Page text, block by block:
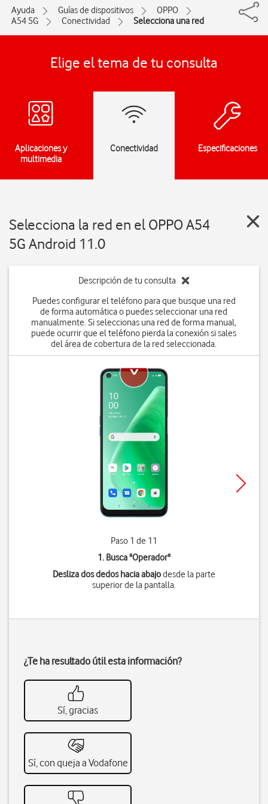
Ayuda Guías de dispositivos
OPPO
A54 5G
Conectividad Selecciona una red
Elige el tema de tu consulta
Aplicaciones y
multimedia
Conectividad Especificaciones
Selecciona la red en el OPPO A54
5G Android 11.0
Descripción de tu consulta
Puedes configurar el teléfono para que busque una red
de forma automática o puedes seleccionar una red
manualmente. Si seleccionas una red de forma manual,
puede ocurrir que el teléfono pierda la conexión si sales
del área de cobertura de la red seleccionada.
Paso 1 de 11
1. Busca "Operador"
Desliza dos dedos hacia abajodesde la parte
superior de la pantalla.
¿Te ha resultado útil esta información?
Sí, gracias
Sí, con queja a Vodafone